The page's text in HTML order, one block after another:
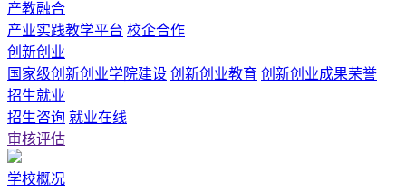
产教融合
产业实践教学平台 校企合作
创新创业
国家级创新创业学院建设 创新创业教育 创新创业成果荣誉
招生就业
招生咨询 就业在线
审核评估
学校概况